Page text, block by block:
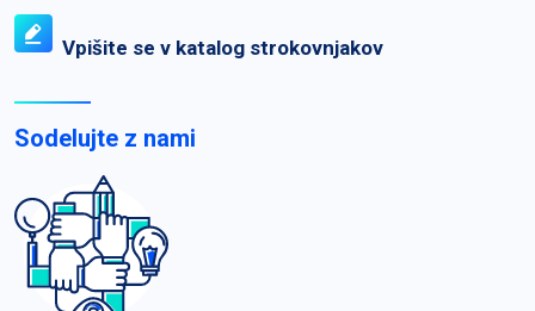
Vpišite se v katalog strokovnjakov
Sodelujte z nami